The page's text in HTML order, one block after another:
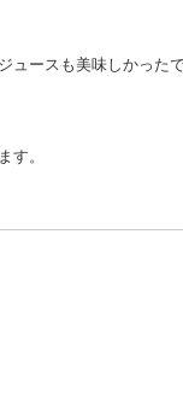
ュースも美味しかった
す。